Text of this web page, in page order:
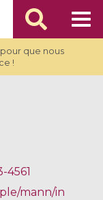
que nous
!
4561
mann/in